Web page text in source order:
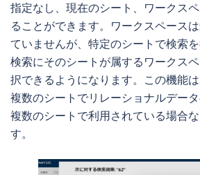
指定なし、現在のシート、ワークス
ることができます。ワークスペース
ていませんが、特定のシートで検索
検索にそのシートが属するワークス
択できるようになります。この機能
複数のシートでリレーショナルデー
複数のシートで利用されている場合
す。